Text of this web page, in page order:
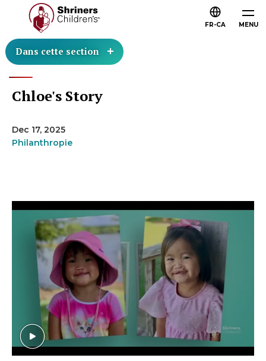
MENU
FR-CA
Dans cette section
Chloe's Story
Dec 17, 2025
Philanthropie